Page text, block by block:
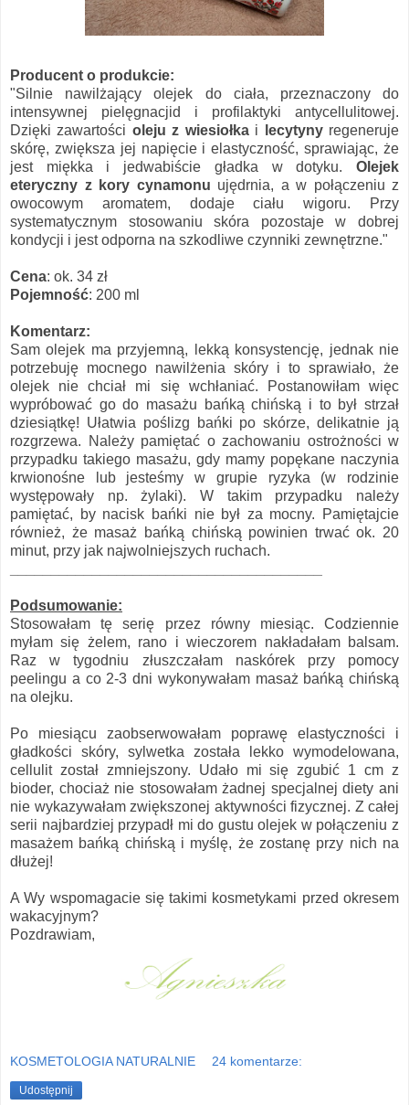
Producent o produkcie:
"Silnie nawilżający olejek do ciała, przeznaczony do
intensywnej pielęgnacjid i profilaktyki antycellulitowej.
Dzięki zawartości oleju z wiesiołkai lecytynyregeneruje
skórę, zwiększa jej napięcie i elastyczność, sprawiając, że
jest miękka i jedwabiście gładka w dotyku. Olejek
eteryczny z kory cynamonu ujędrnia, a w połączeniu z
owocowym aromatem, dodaje ciału wigoru. Przy
systematycznym stosowaniu skóra pozostaje w dobrej
kondycji i jest odporna na szkodliwe czynniki zewnętrzne."
Cena: ok. 34 zł
Pojemność: 200 ml
Komentarz:
Sam olejek ma przyjemną, lekką konsystencję, jednak nie
potrzebuję mocnego nawilżenia skóry i to sprawiało, że
olejek nie chciał mi się wchłaniać. Postanowiłam więc
wypróbować go do masażu bańką chińską i to był strzał
dziesiątkę! Ułatwia poślizg bańki po skórze, delikatnie ją
rozgrzewa. Należy pamiętać o zachowaniu ostrożności w
przypadku takiego masażu, gdy mamy popękane naczynia
krwionośne lub jesteśmy w grupie ryzyka (w rodzinie
występowały np. żylaki). W takim przypadku należy
pamiętać, by nacisk bańki nie był za mocny. Pamiętajcie
również, że masaż bańką chińską powinien trwać ok. 20
minut, przy jak najwolniejszych ruchach.
Podsumowanie:
Stosowałam tę serię przez równy miesiąc. Codziennie
myłam się żelem, rano i wieczorem nakładałam balsam.
Raz w tygodniu złuszczałam naskórek przy pomocy
peelingu a co 2-3 dni wykonywałam masaż bańką chińską
na olejku.
Po miesiącu zaobserwowałam poprawę elastyczności i
gładkości skóry, sylwetka została lekko wymodelowana,
cellulit został zmniejszony. Udało mi się zgubić 1 cm z
bioder, chociaż nie stosowałam żadnej specjalnej diety ani
nie wykazywałam zwiększonej aktywności fizycznej. Z całej
serii najbardziej przypadł mi do gustu olejek w połączeniu z
masażem bańką chińską i myślę, że zostanę przy nich na
dłużej!
A Wy wspomagacie się takimi kosmetykami przed okresem
wakacyjnym?
Pozdrawiam,
KOSMETOLOGIA NATURALNIE 24 komentarze:
Udostępnij